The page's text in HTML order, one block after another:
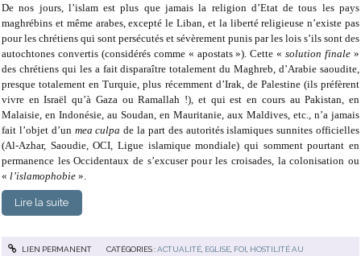
De nos jours, l’islam est plus que jamais la religion d’Etat de tous les pays
maghrébins et même arabes, excepté le Liban, et la liberté religieuse n’existe pas
pour les chrétiens qui sont persécutés et sévèrement punis par les lois s’ils sont des
autochtones convertis (considérés comme « apostats »). Cette «solution finale»
des chrétiens qui les a fait disparaître totalement du Maghreb, d’Arabie saoudite,
presque totalement en Turquie, plus récemment d’Irak, de Palestine (ils préfèrent
vivre en Israël qu’à Gaza ou Ramallah !), et qui est en cours au Pakistan, en
Malaisie, en Indonésie, au Soudan, en Mauritanie, aux Maldives, etc., n’a jamais
fait l’objet d’un mea culpade la part des autorités islamiques sunnites officielles
(Al-Azhar, Saoudie, OCI, Ligue islamique mondiale) qui somment pourtant en
permanence les Occidentaux de s’excuser pour les croisades, la colonisation ou
« l’islamophobie ».
Lire la suite
LIEN PERMANENT CATÉGORIES :ACTUALITÉ, EGLISE, FOI HOSTILITÉ AU